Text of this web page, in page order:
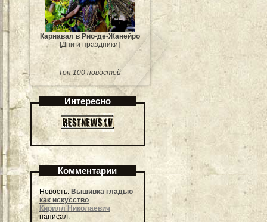
Карнавал в Рио-де-Жанейро
[Дни и праздники]
Топ 100 новостей
Интересно
Комментарии
Новость: Вышивка гладью
как искусство
Кирилл Николаевич
написал: